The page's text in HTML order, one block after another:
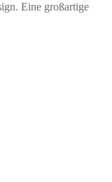
Eine großartige